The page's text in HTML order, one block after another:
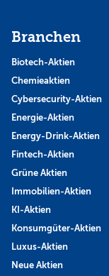
Branchen
Biotech-Aktien
Chemieaktien
Cybersecurity-Aktien
Energie-Aktien
Energy-Drink-Aktien
Fintech-Aktien
Grüne Aktien
Immobilien-Aktien
KI-Aktien
Konsumgüter-Aktien
Luxus-Aktien
Neue Aktien